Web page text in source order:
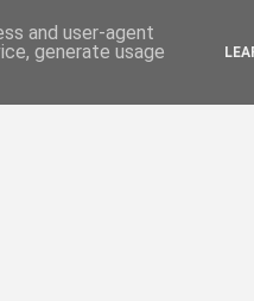
and user-agent
generate usage